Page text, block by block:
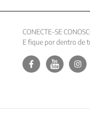
CONECTE-SE
E fique por dentro de